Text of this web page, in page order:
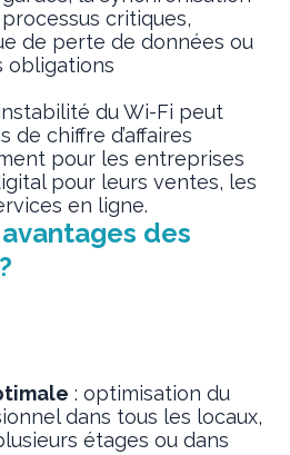
critiques,
de perte de données ou
obligations
du Wi-Fi peut
chiffre d’affaires
pour les entreprises
pour leurs ventes, les
en ligne.
des
: optimisation du
dans tous les locaux,
étages ou dans